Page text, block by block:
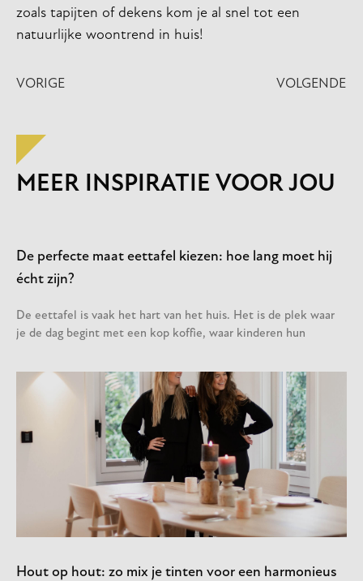
zoals tapijten of dekens kom je al snel tot een
natuurlijke woontrend in huis!
VORIGE VOLGENDE
MEER INSPIRATIE VOOR JOU
De perfecte maat eettafel kiezen: hoe lang moet hij
écht zijn?
De eettafel is vaak het hart van het huis. Het is de plek waar
je de dag begint met een kop koffie, waar kinderen hun
Hout op hout: zo mix je tinten voor een harmonieus